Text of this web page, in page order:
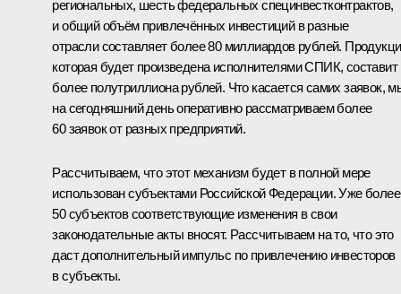
региональных, шесть федеральных специнвестконтрактов,
и общий объём привлечённых инвестиций в разные
отрасли составляет более 80 миллиардов рублей.
которая будет произведена исполнителями СПИК, составит
более полутриллиона рублей. Что касается самих заявок,
на сегодняшний день оперативно рассматриваем более
60 заявок от разных предприятий.
Рассчитываем, что этот механизм будет в полной мере
использован субъектами Российской Федерации. Уже более
50 субъектов соответствующие изменения в свои
законодательные акты вносят. Рассчитываем на то, что это
даст дополнительный импульс по привлечению инвесторов
в субъекты.